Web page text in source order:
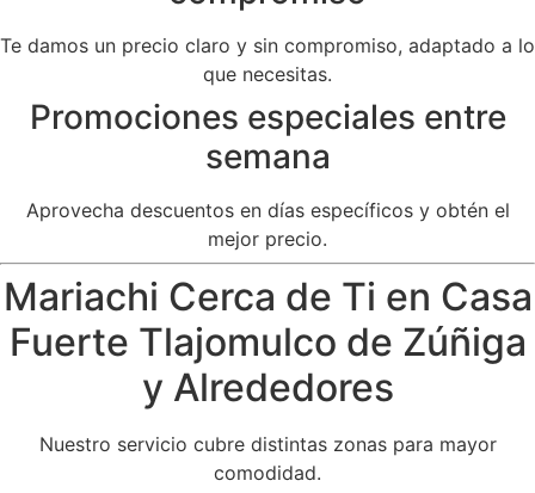
Te damos un precio claro y sin compromiso, adaptado a lo
que necesitas.
Promociones especiales entre
semana
Aprovecha descuentos en días específicos y obtén el
mejor precio.
Mariachi Cerca de Ti en Casa
Fuerte Tlajomulco de Zúñiga
y Alrededores
Nuestro servicio cubre distintas zonas para mayor
comodidad.